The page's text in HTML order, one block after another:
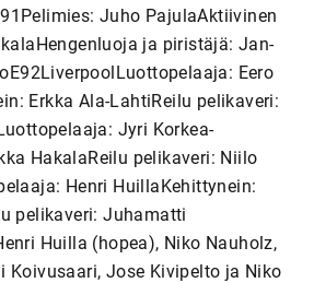
Juho PajulaAktiivinen
ja piristäjä: Jan-
Eero
Erkka Ala-LahtiReilu pelikaveri:
Jyri Korkea-
HakalaReilu pelikaveri: Niilo
Henri HuillaKehittynein:
pelikaveri: Juhamatti
Huilla (hopea), Niko Nauholz,
Koivusaari, Jose Kivipelto ja Niko